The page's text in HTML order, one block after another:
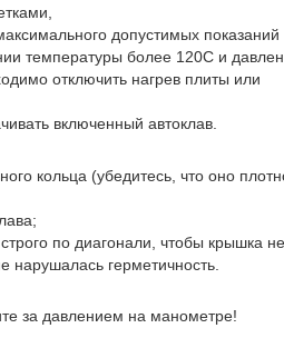
допустимых показаний
температуры более 120С и
отключить нагрев плиты или
включенный автоклав.
кольца (убедитесь, что оно
по диагонали, чтобы крышка не
нарушалась герметичность.
за давлением на манометре!